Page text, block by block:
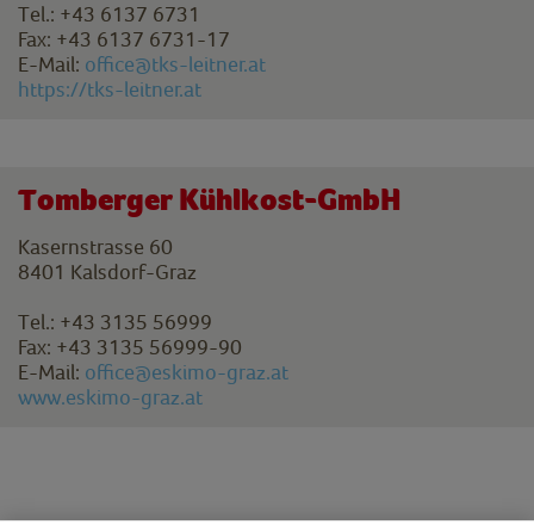
Tel.: +43 6137 6731
Fax: +43 6137 6731-17
E-Mail: office@tks-leitner.at
https://tks-leitner.at
Tomberger Kühlkost-GmbH
Kasernstrasse 60
8401 Kalsdorf-Graz
Tel.: +43 3135 56999
Fax: +43 3135 56999-90
E-Mail: office@eskimo-graz.at
www.eskimo-graz.at